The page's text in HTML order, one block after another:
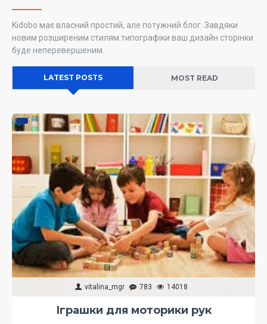
Kidobo має власний простий, але потужний блог. Завдяки
новим розширеним стилям типографіки ваш дизайн сторінки
буде неперевершеним.
LATEST POSTS MOST READ
vitalina_mgr 783 14018
Іграшки для моторики рук